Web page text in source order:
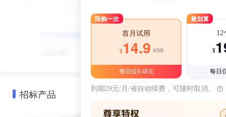
招标产品
限购一次
首月试用
¥14.9 ¥39
每日仅0.48元
最划算
12
¥
每日
到期29元/月/省自动续费，可随时取消。